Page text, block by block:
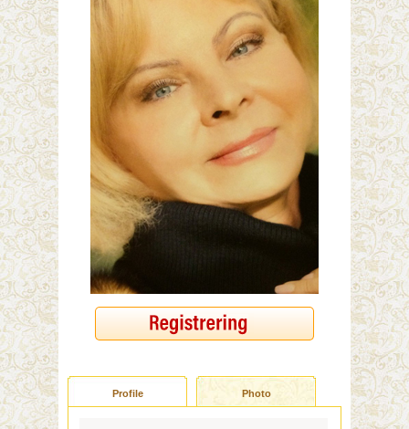
Profile Photo